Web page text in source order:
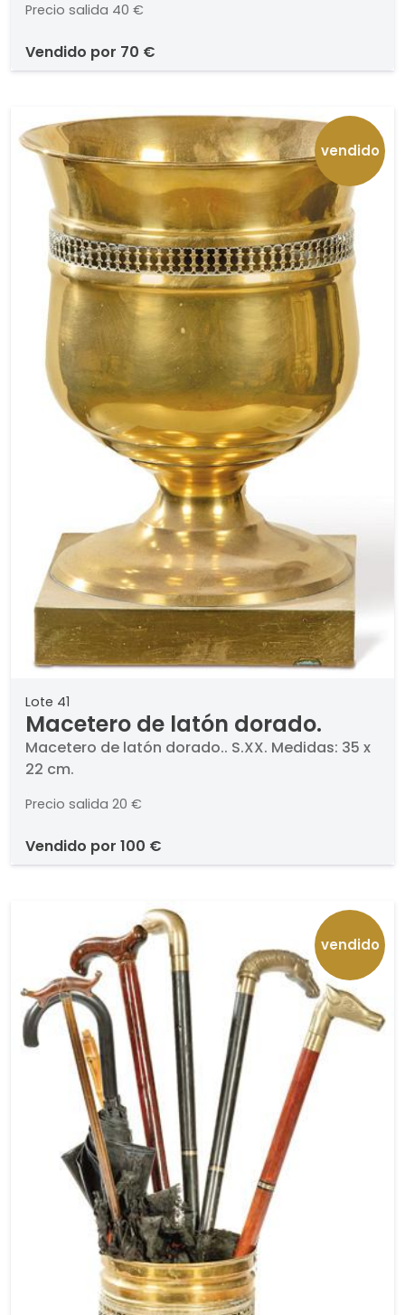
la base.
Precio salida 40 €
vendido por 70 €
vendido
Lote 41
Macetero de latón dorado.
Macetero de latón dorado.. S.XX. Medidas: 35 x
22 cm.
Precio salida 20 €
vendido por 100 €
vendido